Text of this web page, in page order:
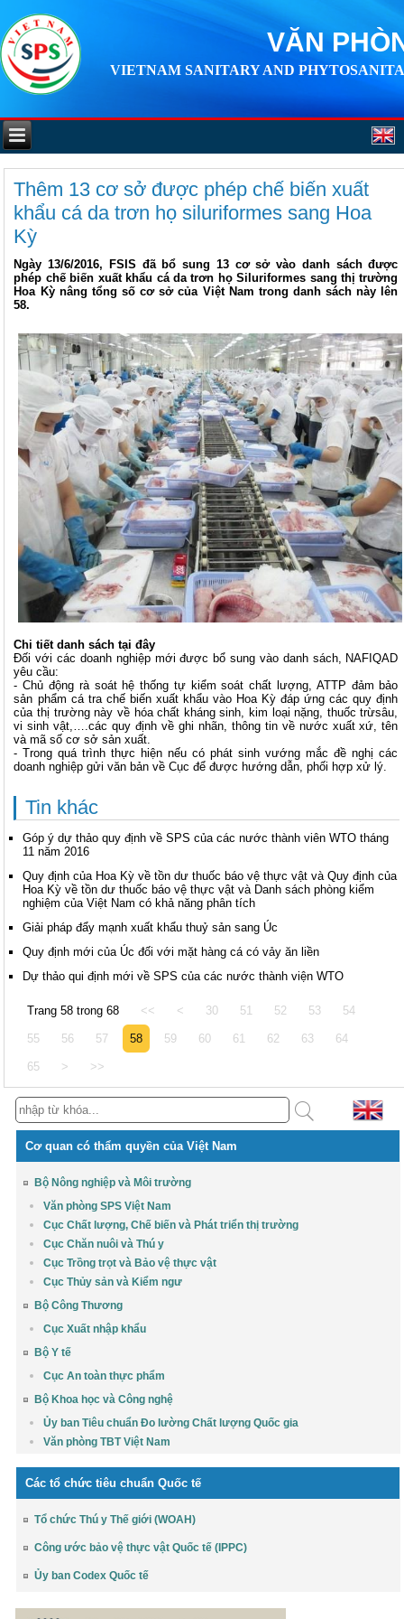
VĂN
VIETNAM SANITARY AND
Thêm 13 cơ sở được phép chế biến xuất
khẩu cá da trơn họ siluriformes sang Hoa
Kỳ
Ngày 13/6/2016, FSIS đã bổ sung 13 cơ sở vào danh sách được
phép chế biến xuất khẩu cá da trơn họ Siluriformes sang thị trường
Hoa Kỳ nâng tổng số cơ sở của Việt Nam trong danh sách này lên
58.
Chi tiết danh sách tại đây
Đối với các doanh nghiệp mới được bổ sung vào danh sách, NAFIQAD
yêu cầu:
- Chủ động rà soát hệ thống tự kiểm soát chất lượng, ATTP đảm bảo
sản phẩm cá tra chế biến xuất khẩu vào Hoa Kỳ đáp ứng các quy định
của thị trường này về hóa chất kháng sinh, kim loại nặng, thuốc trừsâu,
vi sinh vật,….các quy định về ghi nhãn, thông tin về nước xuất xứ, tên
và mã số cơ sở sản xuất.
- Trong quá trình thực hiện nếu có phát sinh vướng mắc đề nghị các
doanh nghiệp gửi văn bản về Cục để được hướng dẫn, phối hợp xử lý.
Tin khác
Góp ý dự thảo quy định về SPS của các nước thành viên WTO tháng
11 năm 2016
Quy định của Hoa Kỳ về tồn dư thuốc báo vệ thực vật và Quy định của
Hoa Kỳ về tồn dư thuốc báo vệ thực vật và Danh sách phòng kiểm
nghiệm của Việt Nam có khả năng phân tích
Giải pháp đẩy mạnh xuất khẩu thuỷ sản sang Úc
Quy định mới của Úc đối với mặt hàng cá có vảy ăn liền
Dự thảo qui định mới về SPS của các nước thành viện WTO
Trang 58 trong 68 << < 30 51 52 53 54
55 56 57 58 59 60 61 62 63 64
65 > >>
Cơ quan có thẩm quyền của Việt Nam
Bộ Nông nghiệp và Môi trường
Văn phòng SPS Việt Nam
Cục Chất lượng, Chế biến và Phát triển thị trường
Cục Chăn nuôi và Thú y
Cục Trồng trọt và Bảo vệ thực vật
Cục Thủy sản và Kiểm ngư
Bộ Công Thương
Cục Xuất nhập khẩu
Bộ Y tế
Cục An toàn thực phẩm
Bộ Khoa học và Công nghệ
Ủy ban Tiêu chuẩn Đo lường Chất lượng Quốc gia
Văn phòng TBT Việt Nam
Các tổ chức tiêu chuẩn Quốc tế
Tổ chức Thú y Thế giới (WOAH)
Công ước bảo vệ thực vật Quốc tế (IPPC)
Ủy ban Codex Quốc tế